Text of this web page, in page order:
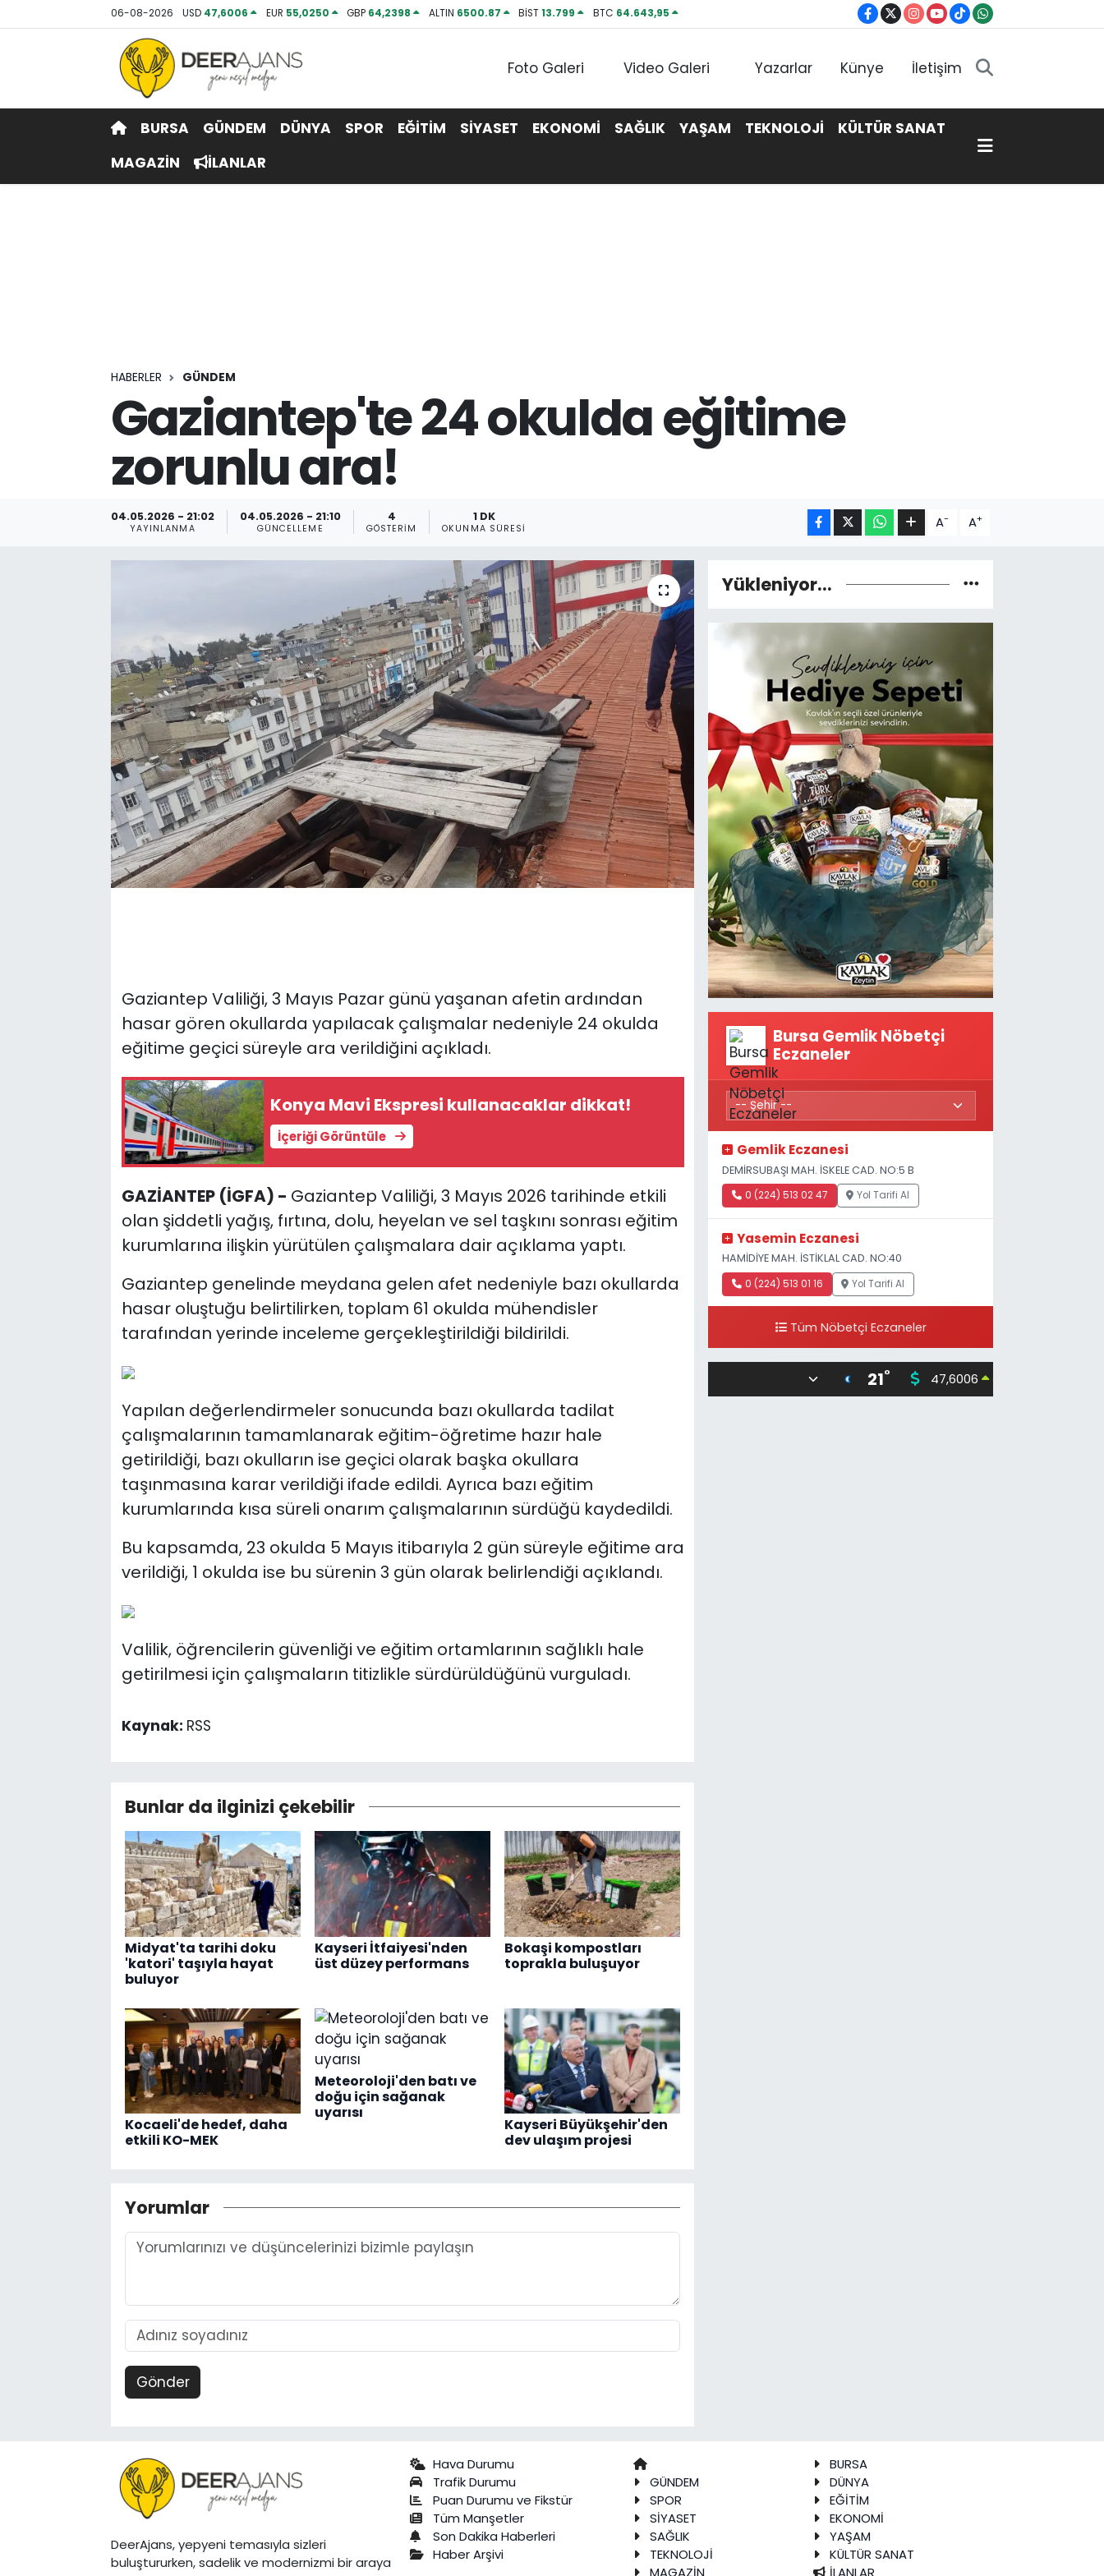
06-08-2026 USD 47,6006 EUR 55,0250 GBP 64,2398 ALTIN 6500.87 BİST13.799 BTC 64.643,95
Foto Galeri Video Galeri Yazarlar Künye İletişim
BURSA GÜNDEM DÜNYA SPOR EĞİTİM SİYASET EKONOMİ SAĞLIK YAŞAM TEKNOLOJİ
KÜLTÜR SANAT
MAGAZİN
İLANLAR
HABERLER GÜNDEM
Gaziantep'te 24 okulda eğitime
zorunlu ara!
04.05.2026 - 21:02
YAYINLANMA
04.05.2026 - 21:10
GÜNCELLEME
4
GÖSTERIM
1 DK
OKUNMA SÜRESI A- A+
Gaziantep Valiliği, 3 Mayıs Pazar günü yaşanan afetin ardından
hasar gören okullarda yapılacak çalışmalar nedeniyle 24 okulda
eğitime geçici süreyle ara verildiğini açıkladı.
Konya Mavi Ekspresi kullanacaklar dikkat!
İçeriği Görüntüle
GAZİANTEP (İGFA) - Gaziantep Valiliği, 3 Mayıs 2026 tarihinde etkili
olan şiddetli yağış, fırtına, dolu, heyelan ve sel taşkını sonrası eğitim
kurumlarına ilişkin yürütülen çalışmalara dair açıklama yaptı.
Gaziantep genelinde meydana gelen afet nedeniyle bazı okullarda
hasar oluştuğu belirtilirken, toplam 61 okulda mühendisler
tarafından yerinde inceleme gerçekleştirildiği bildirildi.
Yapılan değerlendirmeler sonucunda bazı okullarda tadilat
çalışmalarının tamamlanarak eğitim-öğretime hazır hale
getirildiği, bazı okulların ise geçici olarak başka okullara
taşınmasına karar verildiği ifade edildi. Ayrıca bazı eğitim
kurumlarında kısa süreli onarım çalışmalarının sürdüğü kaydedildi.
Bu kapsamda, 23 okulda 5 Mayıs itibarıyla 2 gün süreyle eğitime ara
verildiği, 1 okulda ise bu sürenin 3 gün olarak belirlendiği açıklandı.
Valilik, öğrencilerin güvenliği ve eğitim ortamlarının sağlıklı hale
getirilmesi için çalışmaların titizlikle sürdürüldüğünü vurguladı.
Kaynak: RSS
Bunlar da ilginizi çekebilir
Midyat'ta tarihi doku
'katori' taşıyla hayat
buluyor
Kayseri İtfaiyesi'nden
üst düzey performans
Bokaşi kompostları
toprakla buluşuyor
Kocaeli'de hedef, daha
etkili KO-MEK
Meteoroloji'den batı ve
doğu için sağanak
uyarısı
Kayseri Büyükşehir'den
dev ulaşım projesi
Yorumlar
Gönder
Yükleniyor...
Bursa Gemlik Nöbetçi
Eczaneler
Gemlik Eczanesi
DEMİRSUBAŞI MAH. İSKELE CAD. NO:5 B
0 (224) 513 02 47 Yol Tarifi Al
Yasemin Eczanesi
HAMİDİYE MAH. İSTİKLAL CAD. NO:40
0 (224) 513 01 16 Yol Tarifi Al
Tüm Nöbetçi Eczaneler
21° 47,6006 0.06
DeerAjans, yepyeni temasıyla sizleri
buluştururken, sadelik ve modernizmi bir araya
Hava Durumu
Trafik Durumu
Puan Durumu ve Fikstür
Tüm Manşetler
Son Dakika Haberleri
Haber Arşivi
BURSA
GÜNDEM
DÜNYA
SPOR
EĞİTİM
SİYASET
EKONOMİ
SAĞLIK
YAŞAM
TEKNOLOJİ
KÜLTÜR SANAT
MAGAZİN
İLANLAR
Hava Durumu
Trafik Durumu
Tüm Manşetler